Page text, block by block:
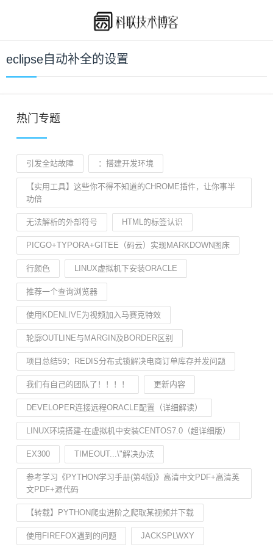
eclipse自动补全的设置
热门专题
引发全站故障 ：搭建开发环境
【实用工具】这些你不得不知道的CHROME插件，让你事半
功倍
无法解析的外部符号 HTML的标签认识
PICGO+TYPORA+GITEE（码云）实现MARKDOWN图床
行颜色 LINUX虚拟机下安装ORACLE
推荐一个查询浏览器
使用KDENLIVE为视频加入马赛克特效
轮廓OUTLINE与MARGIN及BORDER区别
项目总结59：REDIS分布式锁解决电商订单库存并发问题
我们有自己的团队了！！！！ 更新内容
DEVELOPER连接远程ORACLE配置（详细解读）
LINUX环境搭建-在虚拟机中安装CENTOS7.0（超详细版）
EX300 TIMEOUT...\"解决办法
参考学习《PYTHON学习手册(第4版)》高清中文PDF+高清英
文PDF+源代码
【转载】PYTHON爬虫进阶之爬取某视频并下载
使用FIREFOX遇到的问题 JACKSPLWXY